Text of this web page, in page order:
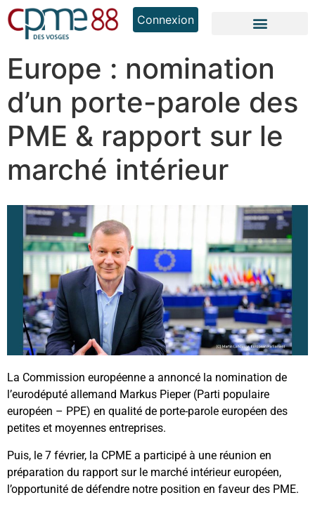
Connexion
Europe : nomination
d’un porte-parole des
PME & rapport sur le
marché intérieur
La Commission européenne a annoncé la nomination de
l’eurodéputé allemand Markus Pieper (Parti populaire
européen – PPE) en qualité de porte-parole européen des
petites et moyennes entreprises.
Puis, le 7 février, la CPME a participé à une réunion en
préparation du rapport sur le marché intérieur européen,
l’opportunité de défendre notre position en faveur des PME.